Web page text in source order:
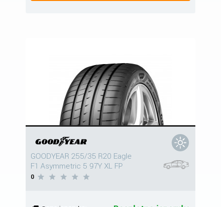
GOODYEAR 255/35 R20 Eagle
F1 Asymmetric 5 97Y XL FP
0